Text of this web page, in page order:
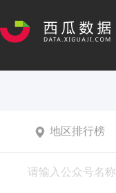
地区排行榜